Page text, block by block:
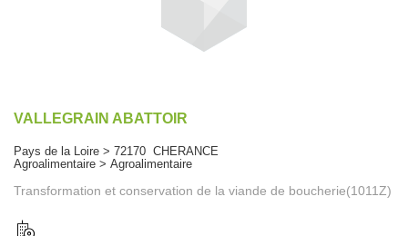
VALLEGRAIN ABATTOIR
Pays de la Loire > 72170 CHERANCE
Agroalimentaire > Agroalimentaire
Transformation et conservation de la viande de boucherie(1011Z)